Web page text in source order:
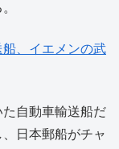
、イエメンの武
自動車輸送船だ
日本郵船がチャ